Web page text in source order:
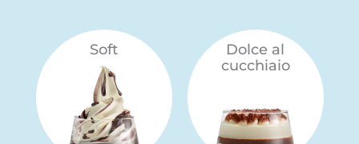
Soft
Dolce al
cucchiaio